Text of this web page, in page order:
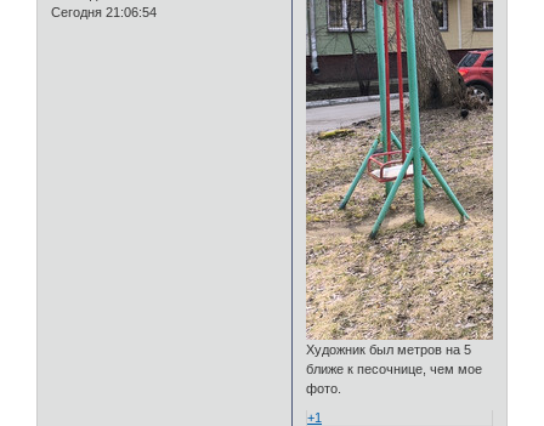
Сегодня 21:06:54
Художник был метров на 5
ближе к песочнице, чем мое
фото.
+1